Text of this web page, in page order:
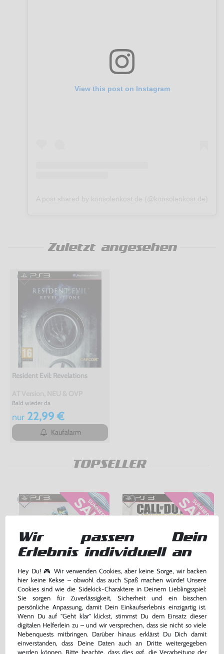
View this post on Instagram
Zuletzt angesehen
Resident Evil: Revelations
Bald wieder da
nur22,99 €
Kaufalarm
TOPSELLER
Skylanders: Giants
nur Software, DE Version, mit OVP, gebraucht
nur26,99 €
Call of Duty: Advanced Warfare
-75% bisher 17,99 €
jetzt nur4,50 €
Wir passen Dein
Erlebnis individuell an
Hey Du! 🎮 Wir verwenden Cookies, aber keine Sorge, wir backen
hier keine Kekse – obwohl das auch Spaß machen würde! Unsere
Cookies sind wie die Sidekick-Charaktere in Deinem Lieblingsspiel:
Sie sorgen für Zuverlässigkeit, Sicherheit und ein bisschen
persönliche Anpassung, damit Dein Einkaufserlebnis einzigartig ist.
Wenn Du auf "Geht klar" klickst, stimmst Du dem Einsatz dieser
digitalen Helferlein zu – und wir versprechen, dass sie nicht so viele
Nebenquests mitbringen. Darüber hinaus erklärst Du Dich damit
einverstanden, dass Deine Daten auch an Dritte weitergegeben
werden können. Bitte beachte, dass dies ggf. die Verarbeitung der